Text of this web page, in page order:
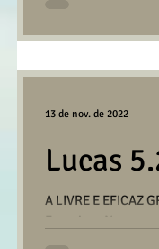
Lucas
A LIVRE E EFICAZ
Francisco Nunes
13 de nov. de 2022